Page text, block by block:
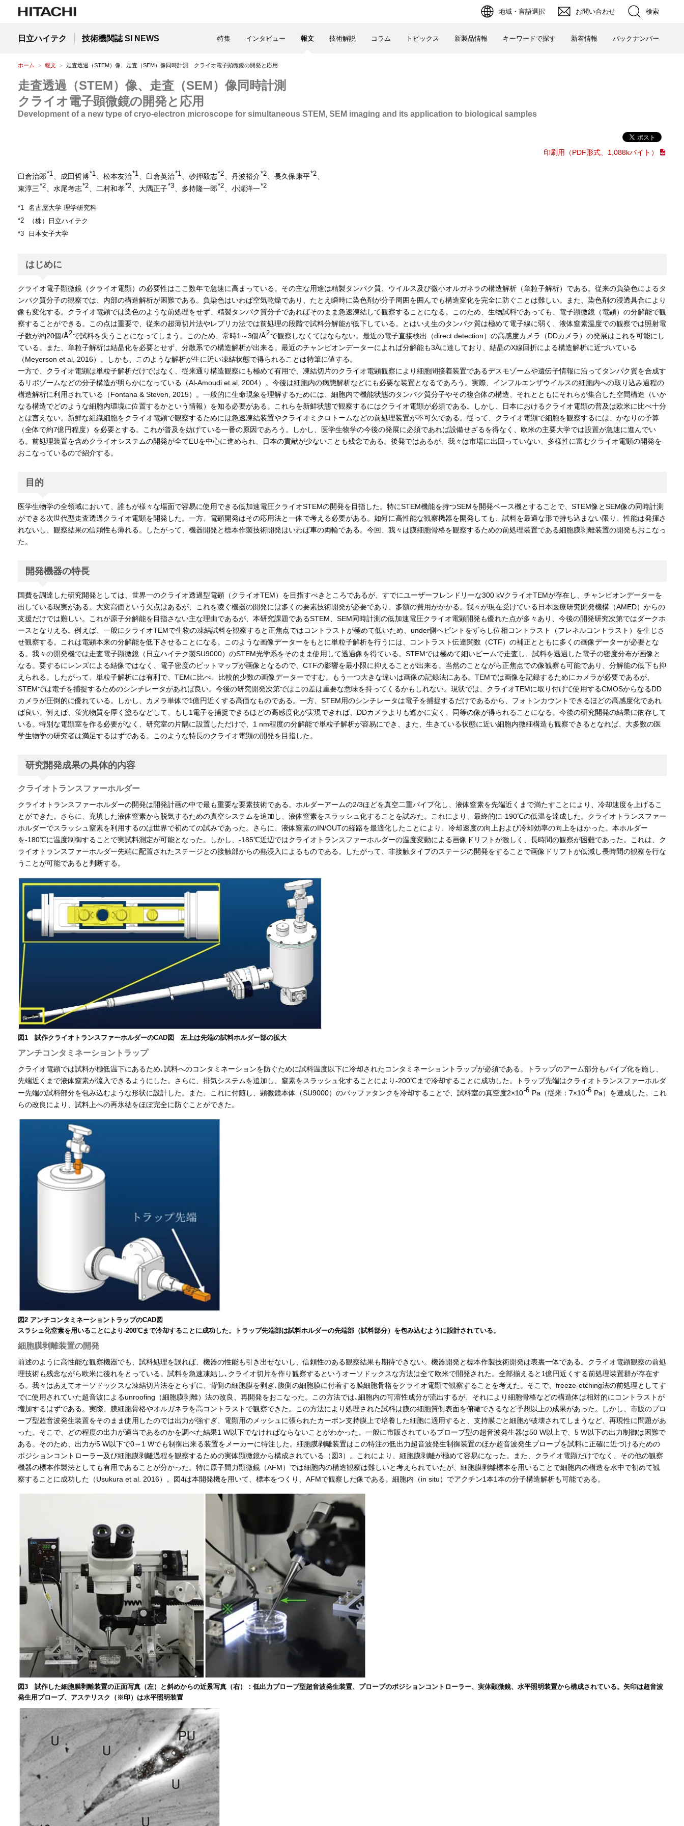
地域・言語選択 お問い合わせ 検索
日立ハイテク 技術機関誌 SI NEWS 特集 インタビュー 報文 技術解説 コラム トピックス 新製品情報 キーワードで探す 新着情報 バックナンバー
ホーム 報文 走査透過（STEM）像、走査（SEM）像同時計測 クライオ電子顕微鏡の開発と応用
走査透過（STEM）像、走査（SEM）像同時計測
クライオ電子顕微鏡の開発と応用
Development of a new type of cryo-electron microscope for simultaneous STEM, SEM imaging and its application to biological samples
印刷用（PDF形式、1,088kバイト）
臼倉治郎*1 、成田哲博*1 、松本友治*1 、臼倉英治*1 、砂押毅志*2 、丹波裕介*2 、長久保康平*2
東淳三*2 、水尾考志*2 、二村和孝*2 、大隅正子*3 、多持隆一郎*2 、小瀬洋一*2
*1
名古屋大学 理学研究科
*2
（株）日立ハイテク
*3
日本女子大学
はじめに
クライオ電子顕微鏡（クライオ電顕）の必要性はここ数年で急速に高まっている。その主な用途は精製タンパク質、ウイルス及び微小オルガネラの構造解析（単粒子解析）である。従来の負染色によるタ
ンパク質分子の観察では、内部の構造解析が困難である。負染色はいわば空気乾燥であり、たとえ瞬時に染色剤が分子周囲を囲んでも構造変化を完全に防ぐことは難しい。また、染色剤の浸透具合により
像も変化する。クライオ電顕では染色のような前処理をせず、精製タンパク質分子であればそのまま急速凍結して観察することになる。このため、生物試料であっても、電子顕微鏡（電顕）の分解能で観
察することができる。この点は重要で、従来の超薄切片法やレプリカ法では前処理の段階で試料分解能が低下している。とはいえ生のタンパク質は極めて電子線に弱く、液体窒素温度での観察では照射電
子数が約20個/Å2で試料を失うことになってしまう。このため、常時1～3個/Å2で観察しなくてはならない。最近の電子直接検出（direct detection）の高感度カメラ（DDカメラ）の発展はこれを可能にし
ている。また、単粒子解析は結晶化を必要とせず、分散系での構造解析が出来る。最近のチャンピオンデーターによれば分解能も3Åに達しており、結晶のX線回折による構造解析に近づいている
（Meyerson et al, 2016）。しかも、このような解析が生に近い凍結状態で得られることは特筆に値する。
一方で、クライオ電顕は単粒子解析だけではなく、従来通り構造観察にも極めて有用で、凍結切片のクライオ電顕観察により細胞間接着装置であるデスモゾームや遺伝子情報に沿ってタンパク質を合成す
るリボゾームなどの分子構造が明らかになっている（Al-Amoudi et.al, 2004）。今後は細胞内の病態解析などにも必要な装置となるであろう。実際、インフルエンザウイルスの細胞内への取り込み過程の
構造解析に利用されている（Fontana & Steven, 2015）。一般的に生命現象を理解するためには、細胞内で機能状態のタンパク質分子やその複合体の構造、それとともにそれらが集合した空間構造（いか
なる構造でどのような細胞内環境に位置するかという情報）を知る必要がある。これらを新鮮状態で観察するにはクライオ電顕が必須である。しかし、日本におけるクライオ電顕の普及は欧米に比べ十分
とは言えない。新鮮な組織細胞をクライオ電顕で観察するためには急速凍結装置やクライオミクロトームなどの前処理装置が不可欠である。従って、クライオ電顕で細胞を観察するには、かなりの予算
（全体で約7億円程度）を必要とする。これが普及を妨げている一番の原因であろう。しかし、医学生物学の今後の発展に必須であれば設備せざるを得なく、欧米の主要大学では設置が急速に進んでい
る。前処理装置を含めクライオシステムの開発が全てEUを中心に進められ、日本の貢献が少ないことも残念である。後発ではあるが、我々は市場に出回っていない、多様性に富むクライオ電顕の開発を
おこなっているので紹介する。
目的
医学生物学の全領域において、誰もが様々な場面で容易に使用できる低加速電圧クライオSTEMの開発を目指した。特にSTEM機能を持つSEMを開発ベース機とすることで、STEM像とSEM像の同時計測
ができる次世代型走査透過クライオ電顕を開発した。一方、電顕開発はその応用法と一体で考える必要がある。如何に高性能な観察機器を開発しても、試料を最適な形で持ち込まない限り、性能は発揮さ
れないし、観察結果の信頼性も薄れる。したがって、機器開発と標本作製技術開発はいわば車の両輪である。今回、我々は膜細胞骨格を観察するための前処理装置である細胞膜剥離装置の開発もおこなっ
た。
開発機器の特長
国費を調達した研究開発としては、世界一のクライオ透過型電顕（クライオTEM）を目指すべきところであるが、すでにユーザーフレンドリーな300 kVクライオTEMが存在し、チャンピオンデーターを
出している現実がある。大変高価という欠点はあるが、これを凌ぐ機器の開発には多くの要素技術開発が必要であり、多額の費用がかかる。我々が現在受けている日本医療研究開発機構（AMED）からの
支援だけでは難しい。これが原子分解能を目指さない主な理由であるが、本研究課題であるSTEM、SEM同時計測の低加速電圧クライオ電顕開発も優れた点が多々あり、今後の開発研究次第ではダークホ
ースとなりえる。例えば、一般にクライオTEMで生物の凍結試料を観察すると正焦点ではコントラストが極めて低いため、under側へピントをずらし位相コントラスト（フレネルコントラスト）を生じさ
せ観察する。これは電顕本来の分解能を低下させることになる。このような画像データーをもとに単粒子解析を行うには、コントラスト伝達関数（CTF）の補正とともに多くの画像データーが必要とな
る。我々の開発機では走査電子顕微鏡（日立ハイテク製SU9000）のSTEM光学系をそのまま使用して透過像を得ている。STEMでは極めて細いビームで走査し、試料を透過した電子の密度分布が画像と
なる。要するにレンズによる結像ではなく、電子密度のビットマップが画像となるので、CTFの影響を最小限に抑えることが出来る。当然のことながら正焦点での像観察も可能であり、分解能の低下も抑
えられる。したがって、単粒子解析には有利で、TEMに比べ、比較的少数の画像データーですむ。もう一つ大きな違いは画像の記録法にある。TEMでは画像を記録するためにカメラが必要であるが、
STEMでは電子を捕捉するためのシンチレータがあれば良い。今後の研究開発次第ではこの差は重要な意味を持ってくるかもしれない。現状では、クライオTEMに取り付けて使用するCMOSからなるDD
カメラが圧倒的に優れている。しかし、カメラ単体で1億円近くする高価なものである。一方、STEM用のシンチレータは電子を捕捉するだけであるから、フォトンカウントできるほどの高感度化であれ
ば良い。例えば、蛍光物質を厚く塗るなどして、もし1電子を捕捉できるほどの高感度化が実現できれば、DDカメラよりも遙かに安く、同等の像が得られることになる。今後の研究開発の結果に依存して
いる。特別な電顕室を作る必要がなく、研究室の片隅に設置しただけで、1 nm程度の分解能で単粒子解析が容易にでき、また、生きている状態に近い細胞内微細構造も観察できるとなれば、大多数の医
学生物学の研究者は満足するはずである。このような特長のクライオ電顕の開発を目指した。
研究開発成果の具体的内容
クライオトランスファーホルダー
クライオトランスファーホルダーの開発は開発計画の中で最も重要な要素技術である。ホルダーアームの2/3ほどを真空二重パイプ化し、液体窒素を先端近くまで満たすことにより、冷却速度を上げるこ
とができた。さらに、充填した液体窒素から脱気するための真空システムを追加し、液体窒素をスラッシュ化することを試みた。これにより、最終的に-190℃の低温を達成した。クライオトランスファー
ホルダーでスラッシュ窒素を利用するのは世界で初めての試みであった。さらに、液体窒素のIN/OUTの経路を最適化したことにより、冷却速度の向上および冷却効率の向上をはかった。本ホルダー
を-180℃に温度制御することで実試料測定が可能となった。しかし、-185℃近辺ではクライオトランスファーホルダーの温度変動による画像ドリフトが激しく、長時間の観察が困難であった。これは、ク
ライオトランスファーホルダー先端に配置されたステージとの接触部からの熱浸入によるものである。したがって、非接触タイプのステージの開発をすることで画像ドリフトが低減し長時間の観察を行な
うことが可能であると判断する。
図1 試作クライオトランスファーホルダーのCAD図 左上は先端の試料ホルダー部の拡大
アンチコンタミネーショントラップ
クライオ電顕では試料が極低温下にあるため､試料へのコンタミネーションを防ぐために試料温度以下に冷却されたコンタミネーショントラップが必須である。トラップのアーム部分もパイプ化を施し、
先端近くまで液体窒素が流入できるようにした。さらに、排気システムを追加し、窒素をスラッシュ化することにより-200℃まで冷却することに成功した。トラップ先端はクライオトランスファーホルダ
ー先端の試料部分を包み込むような形状に設計した。また、これに付随し、顕微鏡本体（SU9000）のバッファタンクを冷却することで、試料室の真空度2×10-6 Pa（従来：7×10-6 Pa）を達成した。これ
らの改良により、試料上への再氷結をほぼ完全に防ぐことができた。
図2 アンチコンタミネーショントラップのCAD図
スラシュ化窒素を用いることにより-200℃まで冷却することに成功した。トラップ先端部は試料ホルダーの先端部（試料部分）を包み込むように設計されている。
細胞膜剥離装置の開発
前述のように高性能な観察機器でも、試料処理を誤れば、機器の性能も引き出せないし、信頼性のある観察結果も期待できない。機器開発と標本作製技術開発は表裏一体である。クライオ電顕観察の前処
理技術も残念ながら欧米に後れをとっている。試料を急速凍結し､クライオ切片を作り観察するというオーソドックスな方法は全て欧米で開発された。全部揃えると1億円近くする前処理装置群が存在す
る。我々はあえてオーソドックスな凍結切片法をとらずに、背側の細胞膜を剥ぎ､腹側の細胞膜に付着する膜細胞骨格をクライオ電顕で観察することを考えた。そこで、freeze-etching法の前処理としてす
でに使用されていた超音波によるunroofing（細胞膜剥離）法の改良、再開発をおこなった。この方法では､細胞内の可溶性成分が流出するが、それにより細胞骨格などの構造体は相対的にコントラストが
増加するはずである。実際、膜細胞骨格やオルガネラを高コントラストで観察できた。この方法により処理された試料は膜の細胞質側表面を俯瞰できるなど予想以上の成果があった。しかし、市販のプロ
ーブ型超音波発生装置をそのまま使用したのでは出力が強すぎ、電顕用のメッシュに張られたカーボン支持膜上で培養した細胞に適用すると、支持膜ごと細胞が破壊されてしまうなど、再現性に問題があ
った。そこで、どの程度の出力が適当であるのかを調べた結果1 W以下でなければならないことがわかった。一般に市販されているプローブ型の超音波発生器は50 W以上で、5 W以下の出力制御は困難で
ある。そのため、出力が5 W以下で0～1 Wでも制御出来る装置をメーカーに特注した。細胞膜剥離装置はこの特注の低出力超音波発生制御装置のほか超音波発生プローブを試料に正確に近づけるための
ポジションコントローラー及び細胞膜剥離過程を観察するための実体顕微鏡から構成されている（図3）。これにより、細胞膜剥離が極めて容易になった。また、クライオ電顕だけでなく、その他の観察
機器の標本作製法としても有用であることが分かった。特に原子間力顕微鏡（AFM）では細胞内の構造観察は難しいと考えられていたが、細胞膜剥離標本を用いることで細胞内の構造を水中で初めて観
察することに成功した（Usukura et al. 2016）。図4は本開発機を用いて、標本をつくり、AFMで観察した像である。細胞内（in situ）でアクチン1本1本の分子構造解析も可能である。
図3 試作した細胞膜剥離装置の正面写真（左）と斜めからの近景写真（右）：低出力プローブ型超音波発生装置、プローブのポジションコントローラー、実体顕微鏡、水平照明装置から構成されている。矢印は超音波
発生用プローブ、アステリスク（※印）は水平照明装置